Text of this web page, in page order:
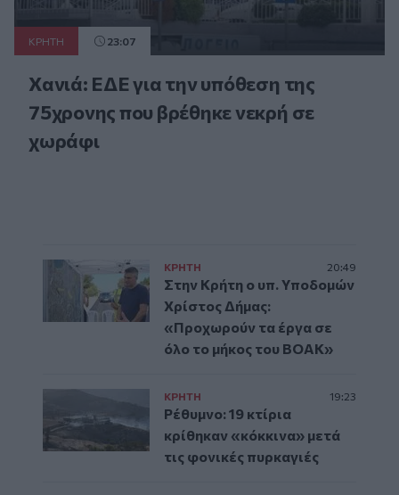
ΚΡΗΤΗ 23:07
Χανιά: ΕΔΕ για την υπόθεση της
75χρονης που βρέθηκε νεκρή σε
χωράφι
ΚΡΗΤΗ 20:49
Στην Κρήτη ο υπ. Υποδομών
Χρίστος Δήμας:
«Προχωρούν τα έργα σε
όλο το μήκος του ΒΟΑΚ»
ΚΡΗΤΗ 19:23
Ρέθυμνο: 19 κτίρια
κρίθηκαν «κόκκινα» μετά
τις φονικές πυρκαγιές